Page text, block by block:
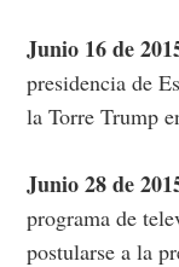
Junio 16 de
presidencia de
la Torre Trump
Junio 28 de
programa de
postularse a la